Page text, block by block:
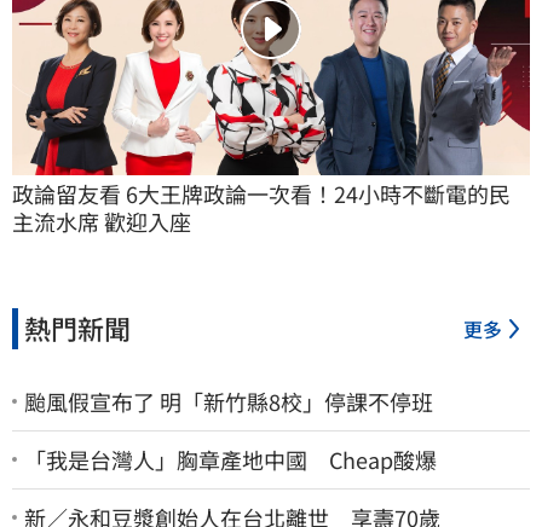
政論留友看 6大王牌政論一次看！24小時不斷電的民
主流水席 歡迎入座
熱門新聞 更多
颱風假宣布了 明「新竹縣8校」停課不停班
「我是台灣人」胸章產地中國 Cheap酸爆
新／永和豆漿創始人在台北離世 享壽70歲